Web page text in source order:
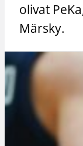
olivat
Märsky.